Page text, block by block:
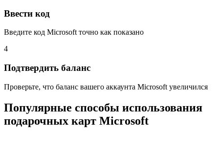
Ввести код
Введите код Microsoft точно как показано
4
Подтвердить баланс
Проверьте, что баланс вашего аккаунта Microsoft увеличился
Популярные способы использования
подарочных карт Microsoft